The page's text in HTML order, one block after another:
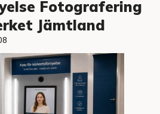
Fotografering
Jämtland